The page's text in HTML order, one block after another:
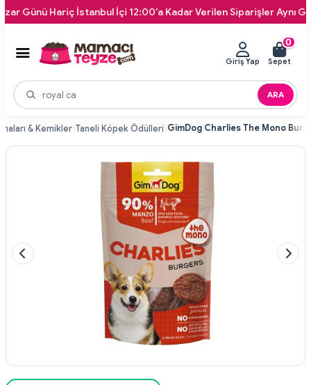
Hariç İstanbul İçi 12:00'a Kadar Verilen Siparişler Aynı Gün
ARA
Giriş Yap
0
Sepet
& Kemikler Taneli Köpek Ödülleri